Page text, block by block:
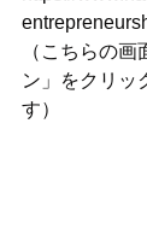
（こちらの
ン」をクリッ
す）